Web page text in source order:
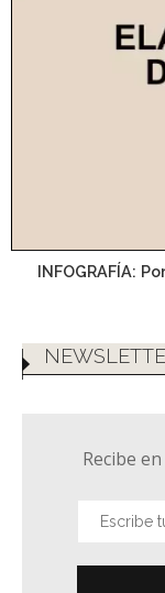
INFOGRAFÍA:
Recibe